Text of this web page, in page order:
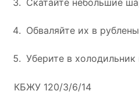
Скатайте небольшие
Обваляйте их в
Уберите в
КБЖУ 120/3/6/14